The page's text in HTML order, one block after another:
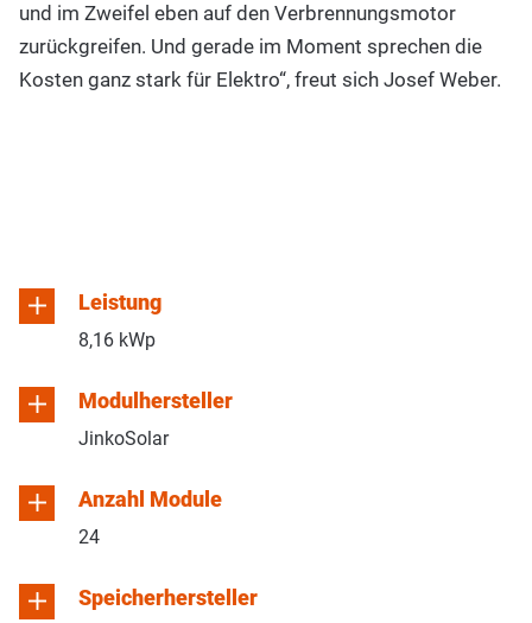
und im Zweifel eben auf den Verbrennungsmotor
zurückgreifen. Und gerade im Moment sprechen die
Kosten ganz stark für Elektro“, freut sich Josef Weber.
Leistung
8,16 kWp
Modulhersteller
JinkoSolar
Anzahl Module
24
Speicherhersteller